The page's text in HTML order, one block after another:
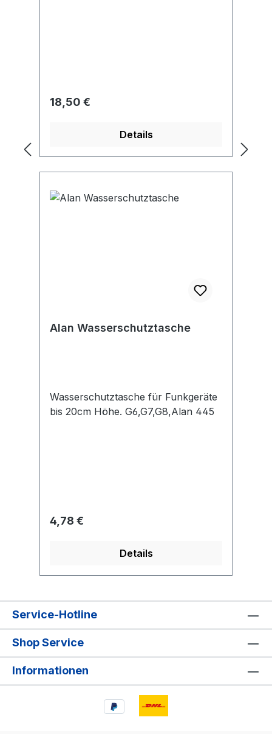
Regulärer Preis:
18,50 €
Details
Alan Wasserschutztasche
Wasserschutztasche für Funkgeräte
bis 20cm Höhe. G6,G7,G8,Alan 445
Regulärer Preis:
4,78 €
Details
Service-Hotline
Shop Service
Informationen